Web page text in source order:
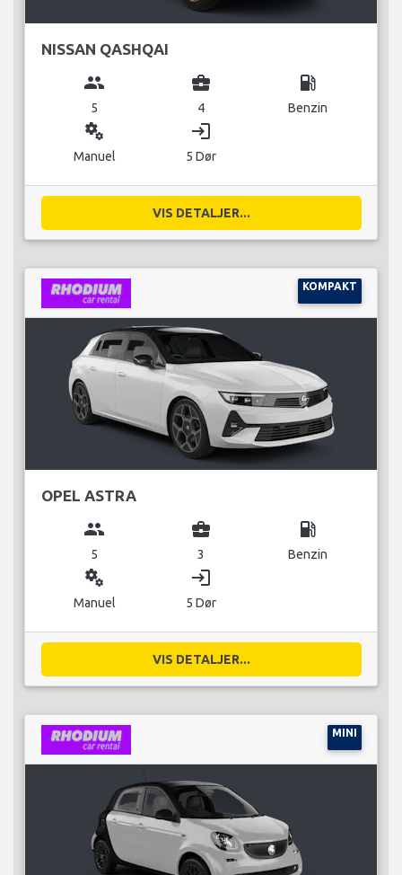
NISSAN QASHQAI
group
5
business_center
4
local_gas_station
Benzin
miscellaneous_services
Manuel
login
5 Dør
VIS DETALJER...
KOMPAKT
OPEL ASTRA
group
5
business_center
3
local_gas_station
Benzin
miscellaneous_services
Manuel
login
5 Dør
VIS DETALJER...
MINI